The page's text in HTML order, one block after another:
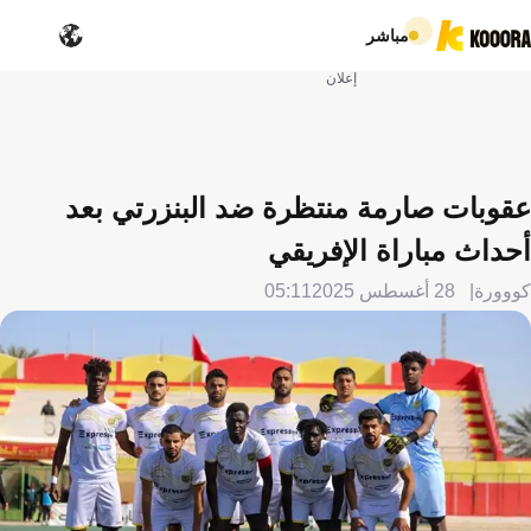
مباشر
إعلان
عقوبات صارمة منتظرة ضد البنزرتي بعد
أحداث مباراة الإفريقي
كووورة 28 أغسطس 2025 05:11